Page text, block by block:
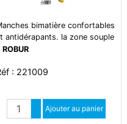
bimatière confortables
antidérapants. la zone souple
un confort optimal et une
allié entièrement trempés.
brillante.
ROBUR
: 221009
Quantité
Augmenter quantité
Diminuer quantité
Ajouter au panier